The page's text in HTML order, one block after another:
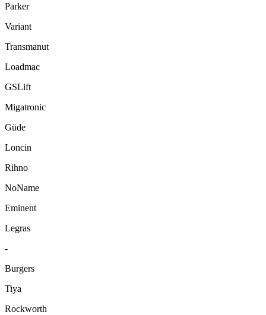
Parker
Variant
Transmanut
Loadmac
GSLift
Migatronic
Güde
Loncin
Rihno
NoName
Eminent
Legras
-
Burgers
Tiya
Rockworth